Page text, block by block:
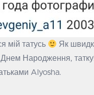
мій татусь
Як
Народження,
Alyosha.